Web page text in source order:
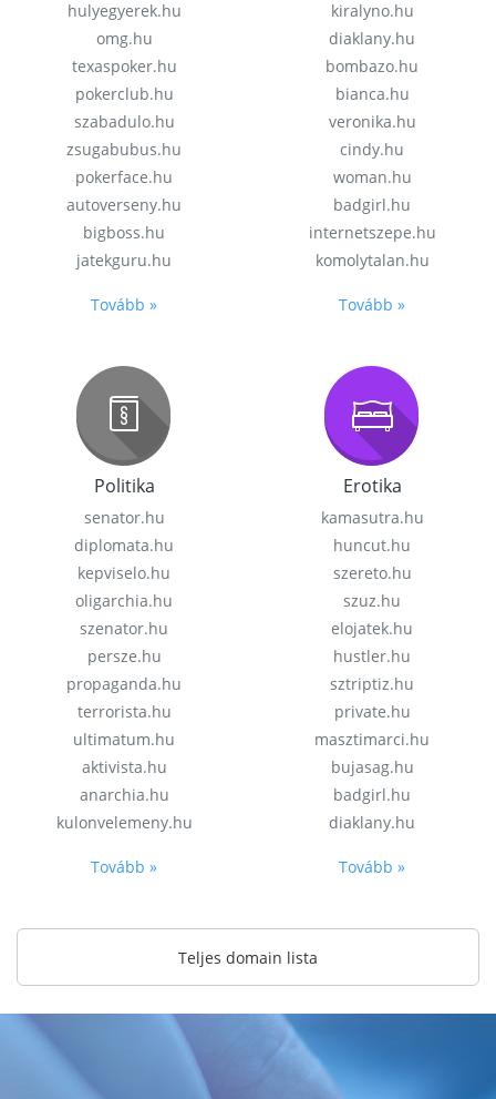
hulyegyerek.hu
omg.hu
texaspoker.hu
pokerclub.hu
szabadulo.hu
zsugabubus.hu
pokerface.hu
autoverseny.hu
bigboss.hu
jatekguru.hu
Tovább »
kiralyno.hu
diaklany.hu
bombazo.hu
bianca.hu
veronika.hu
cindy.hu
woman.hu
badgirl.hu
internetszepe.hu
komolytalan.hu
Tovább »
Politika
senator.hu
diplomata.hu
kepviselo.hu
oligarchia.hu
szenator.hu
persze.hu
propaganda.hu
terrorista.hu
ultimatum.hu
aktivista.hu
anarchia.hu
kulonvelemeny.hu
Tovább »
Erotika
kamasutra.hu
huncut.hu
szereto.hu
szuz.hu
elojatek.hu
hustler.hu
sztriptiz.hu
private.hu
masztimarci.hu
bujasag.hu
badgirl.hu
diaklany.hu
Tovább »
Teljes domain lista